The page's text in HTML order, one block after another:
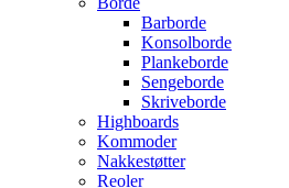
Barborde
Konsolborde
Plankeborde
Sengeborde
Skriveborde
Highboards
Kommoder
Nakkestøtter
Reoler